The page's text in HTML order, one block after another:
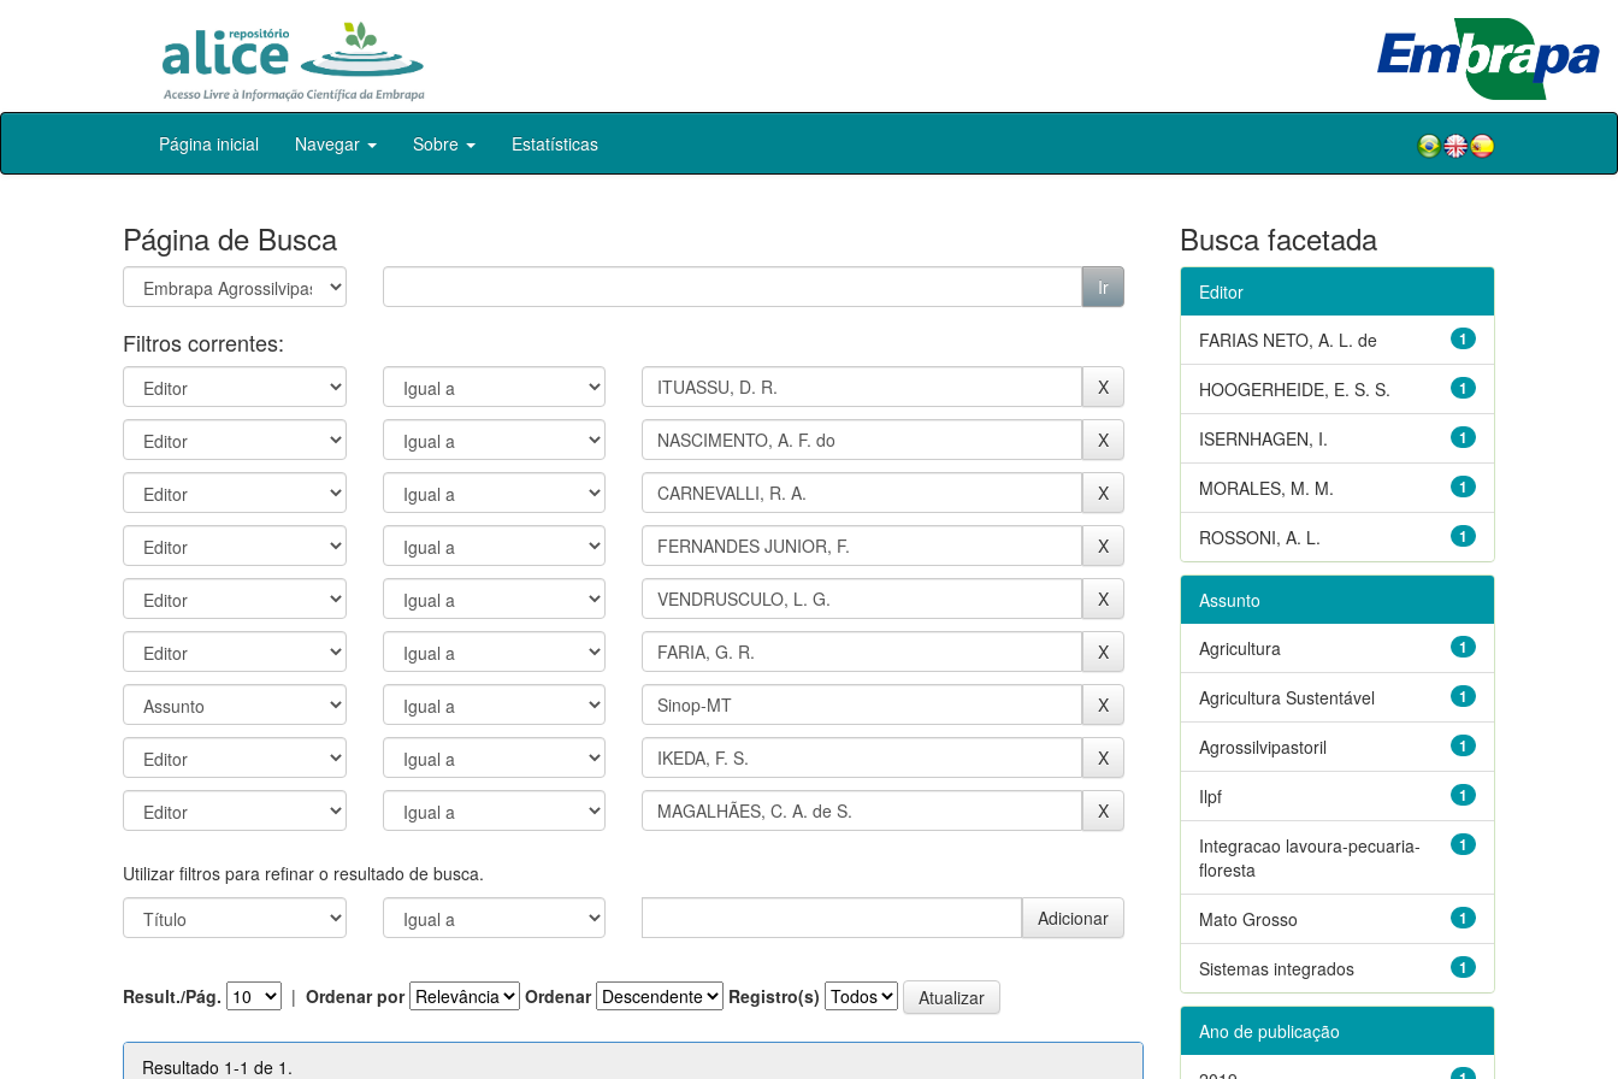
Skip
Página inicial Navegar Sobre Estatísticas
Página de Busca
Filtros correntes:
Utilizar filtros para refinar o resultado de busca.
Result./Pág. | Ordenar por Ordenar Registro(s)
Resultado 1-1 de 1.
Busca facetada
Editor
1
FARIAS NETO, A. L. de
1
HOOGERHEIDE, E. S. S.
1
ISERNHAGEN, I.
1
MORALES, M. M.
1
ROSSONI, A. L.
Assunto
1
Agricultura
1
Agricultura Sustentável
1
Agrossilvipastoril
1
Ilpf
1
Integracao lavoura-pecuaria-
floresta
1
Mato Grosso
1
Sistemas integrados
Ano de publicação